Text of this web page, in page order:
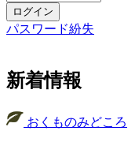
パスワード紛失
新着情報
おくものみどころ